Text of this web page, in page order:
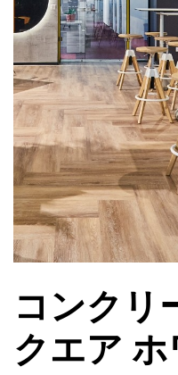
コンクリ
クエア ホ